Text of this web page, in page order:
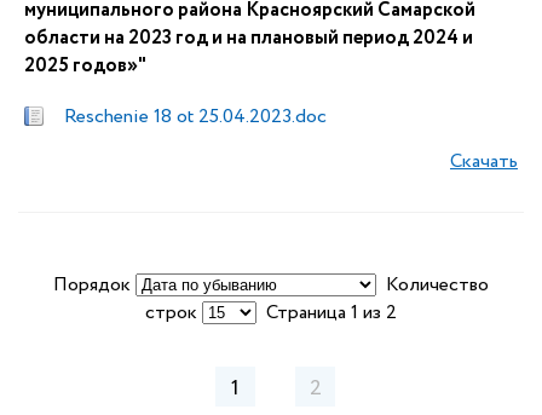
муниципального района Красноярский Самарской
области на 2023 год и на плановый период 2024 и
2025 годов»"
Reschenie 18 ot 25.04.2023.doc
Скачать
Порядок
Количество
строк
Страница 1 из 2
1 2